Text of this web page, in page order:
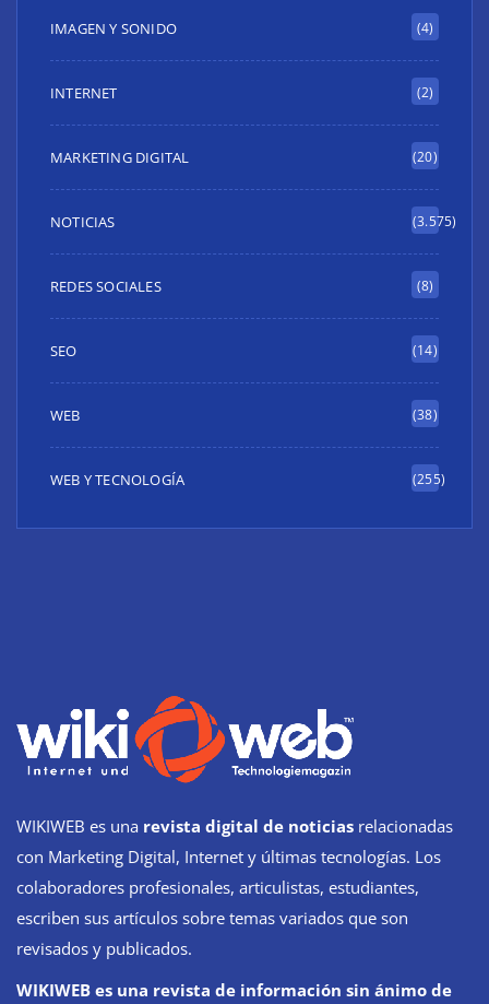
IMAGEN Y SONIDO (4)
INTERNET (2)
MARKETING DIGITAL (20)
NOTICIAS (3.575)
REDES SOCIALES (8)
SEO (14)
WEB (38)
WEB Y TECNOLOGÍA (255)
WIKIWEB es una revista digital de noticias relacionadas
con Marketing Digital, Internet y últimas tecnologías. Los
colaboradores profesionales, articulistas, estudiantes,
escriben sus artículos sobre temas variados que son
revisados y publicados.
WIKIWEB es una revista de información sin ánimo de